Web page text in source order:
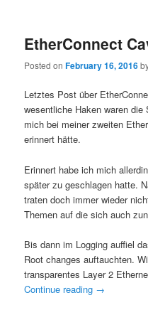
EtherConnect
Posted onFebruary 16, 2016
Letztes Post über
wesentliche Haken waren
mich bei meiner zweiten
erinnert hätte.
Erinnert habe ich mich
später zu geschlagen hatte.
traten doch immer wieder
Themen auf die sich auch
Bis dann im Logging auffiel
Root changes auftauchten.
transparentes Layer 2
Continue reading →